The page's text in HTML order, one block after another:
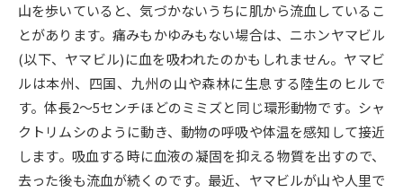
高等学校（情報）教員資格認定
試験
大学研究 大学検索
大学で学べる内容や特徴を調べる
山を歩いていると、気づかないうちに肌から流血しているこ
とがあります。痛みもかゆみもない場合は、ニホンヤマビル
(以下、ヤマビル)に血を吸われたのかもしれません。ヤマビ
ルは本州、四国、九州の山や森林に生息する陸生のヒルで
す。体長2～5センチほどのミミズと同じ環形動物です。シャ
クトリムシのように動き、動物の呼吸や体温を感知して接近
します。吸血する時に血液の凝固を抑える物質を出すので、
去った後も流血が続くのです。最近、ヤマビルが山や人里で